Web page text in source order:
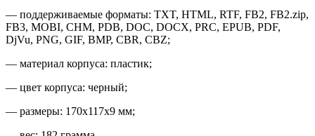
— поддерживаемые форматы: TXT, HTML, RTF, FB2, FB2.zip,
FB3, MOBI, CHM, PDB, DOC, DOCX, PRC, EPUB, PDF,
DjVu, PNG, GIF, BMP, CBR, CBZ;
— материал корпуса: пластик;
— цвет корпуса: черный;
— размеры: 170х117х9 мм;